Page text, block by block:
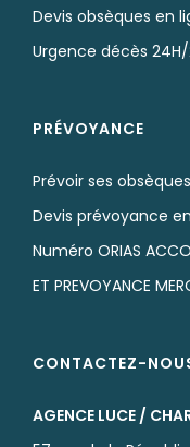
Devis obsèques en
Urgence décès
PRÉVOYANCE
Prévoir ses
Devis prévoyance
Numéro ORIAS
ET PREVOYANCE
CONTACTEZ-
AGENCE LUCE /